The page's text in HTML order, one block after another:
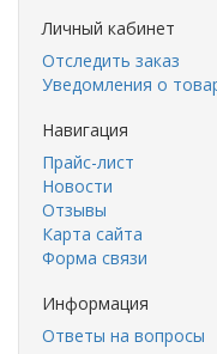
Личный кабинет
Отследить заказ
Уведомления о
Навигация
Прайс-лист
Новости
Отзывы
Карта сайта
Форма связи
Информация
Ответы на вопросы